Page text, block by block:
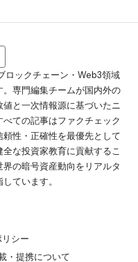
ロックチェーン・Web3領域
専門編集チームが国内外の
と一次情報源に基づいたニ
ての記事はファクチェック
性・正確性を最優先として
な投資家教育に貢献するこ
の暗号資産動向をリアルタ
ています。
シー
・提携について